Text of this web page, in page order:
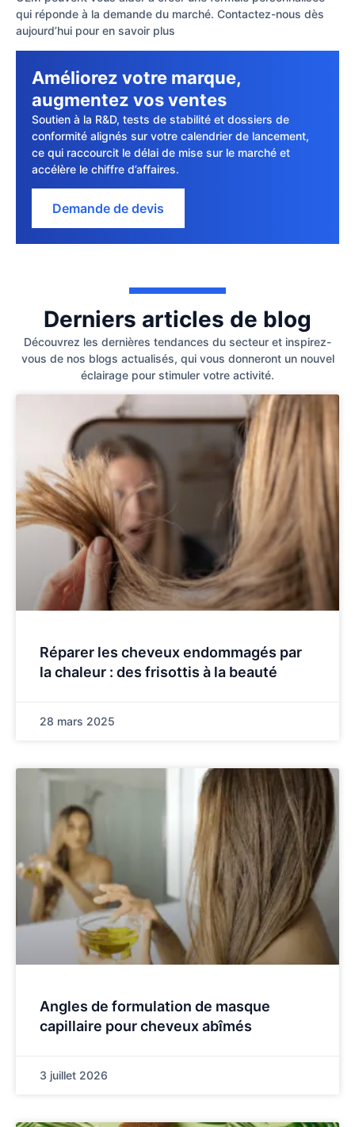
qui réponde à la demande du marché. Contactez-nous dès
aujourd’hui pour en savoir plus
Améliorez votre marque,
augmentez vos ventes
Soutien à la R&D, tests de stabilité et dossiers de
conformité alignés sur votre calendrier de lancement,
ce qui raccourcit le délai de mise sur le marché et
accélère le chiffre d’affaires.
Demande de devis
Derniers articles de blog
Découvrez les dernières tendances du secteur et inspirez-
vous de nos blogs actualisés, qui vous donneront un nouvel
éclairage pour stimuler votre activité.
Réparer les cheveux endommagés par
la chaleur : des frisottis à la beauté
28 mars 2025
Angles de formulation de masque
capillaire pour cheveux abîmés
3 juillet 2026